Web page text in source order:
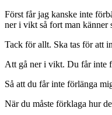
Först får jag kanske inte
ner i vikt så fort man känner
Tack för allt. Ska tas för att
Att gå ner i vikt. Du får inte
Så att du får inte förlänga
När du måste förklaga hur